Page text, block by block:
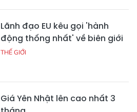
Lãnh đạo EU kêu gọi 'hành
động thống nhất' về biên giới
THẾ GIỚI
Giá Yên Nhật lên cao nhất 3